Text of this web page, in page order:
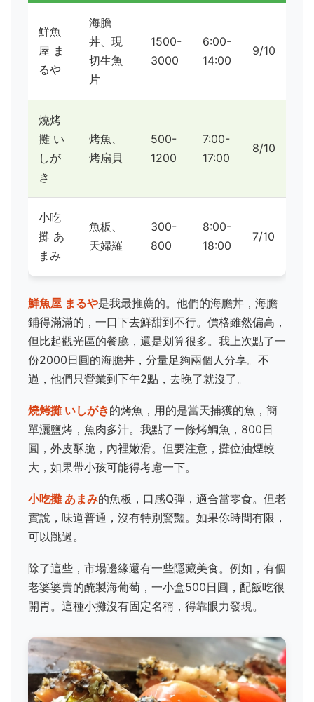
鮮魚
屋 ま
るや
海膽
丼、現
切生魚
片
1500-
3000
6:00-
14:00
9/10
燒烤
攤 い
しが
き
烤魚、
烤扇貝
500-
1200
7:00-
17:00
8/10
小吃
攤 あ
まみ
魚板、
天婦羅
300-
800
8:00-
18:00
7/10
鮮魚屋 まるや是我最推薦的。他們的海膽丼，海膽
鋪得滿滿的，一口下去鮮甜到不行。價格雖然偏高，
但比起觀光區的餐廳，還是划算很多。我上次點了一
份2000日圓的海膽丼，分量足夠兩個人分享。不
過，他們只營業到下午2點，去晚了就沒了。
燒烤攤 いしがき的烤魚，用的是當天捕獲的魚，簡
單灑鹽烤，魚肉多汁。我點了一條烤鯛魚，800日
圓，外皮酥脆，內裡嫩滑。但要注意，攤位油煙較
大，如果帶小孩可能得考慮一下。
小吃攤 あまみ的魚板，口感Q彈，適合當零食。但老
實說，味道普通，沒有特別驚豔。如果你時間有限，
可以跳過。
除了這些，市場邊緣還有一些隱藏美食。例如，有個
老婆婆賣的醃製海葡萄，一小盒500日圓，配飯吃很
開胃。這種小攤沒有固定名稱，得靠眼力發現。